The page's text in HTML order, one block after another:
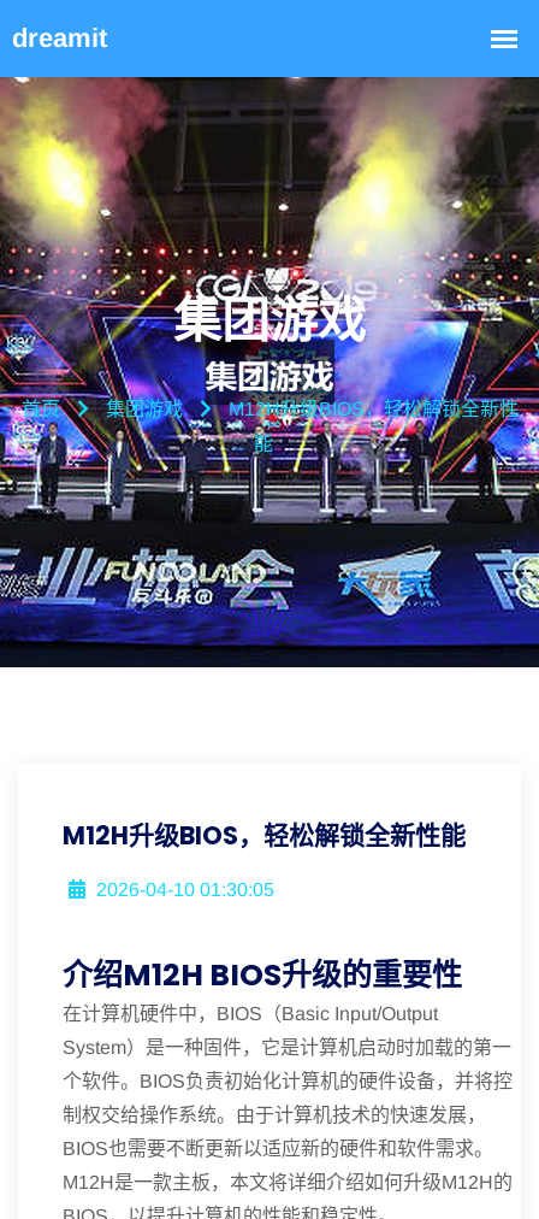
集团游戏
首页 集团游戏
M12H升级BIOS，轻松解锁全新性
能
M12H升级BIOS，轻松解锁全新性能
2026-04-10 01:30:05
介绍M12H BIOS升级的重要性
在计算机硬件中，BIOS（Basic Input/Output
System）是一种固件，它是计算机启动时加载的第一
个软件。BIOS负责初始化计算机的硬件设备，并将控
制权交给操作系统。由于计算机技术的快速发展，
BIOS也需要不断更新以适应新的硬件和软件需求。
M12H是一款主板，本文将详细介绍如何升级M12H的